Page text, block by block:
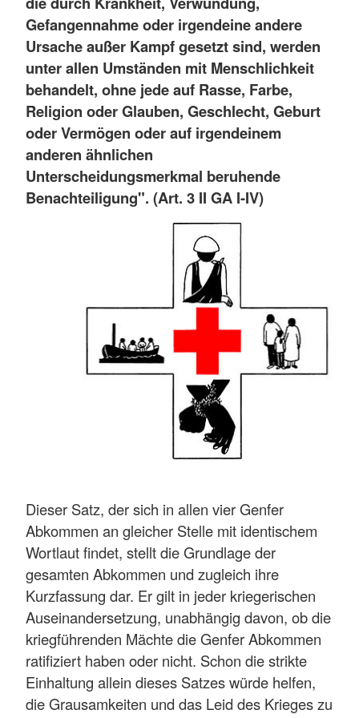
Gefangennahme oder irgendeine andere
Ursache außer Kampf gesetzt sind, werden
unter allen Umständen mit Menschlichkeit
behandelt, ohne jede auf Rasse, Farbe,
Religion oder Glauben, Geschlecht, Geburt
oder Vermögen oder auf irgendeinem
anderen ähnlichen
Unterscheidungsmerkmal beruhende
Benachteiligung". (Art. 3 II GA I-IV)
Dieser Satz, der sich in allen vier Genfer
Abkommen an gleicher Stelle mit identischem
Wortlaut findet, stellt die Grundlage der
gesamten Abkommen und zugleich ihre
Kurzfassung dar. Er gilt in jeder kriegerischen
Auseinandersetzung, unabhängig davon, ob die
kriegführenden Mächte die Genfer Abkommen
ratifiziert haben oder nicht. Schon die strikte
Einhaltung allein dieses Satzes würde helfen,
die Grausamkeiten und das Leid des Krieges zu